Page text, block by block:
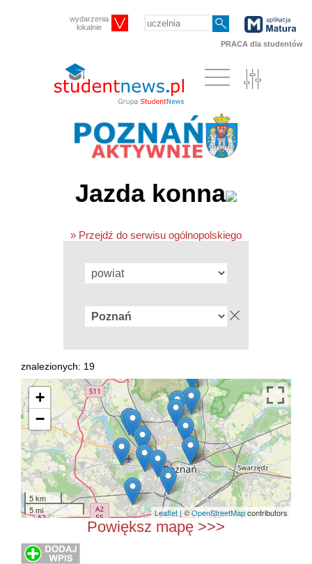
wydarzenia
lokalnie
PRACA dla studentów
Jazda konna
» Przejdź do serwisu ogólnopolskiego
znalezionych: 19
+
−
5 km
5 mi
Leaflet| ©OpenStreetMapcontributors
Powiększ mapę >>>